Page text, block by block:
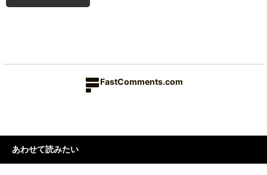
FastComments.com
あわせて読みたい